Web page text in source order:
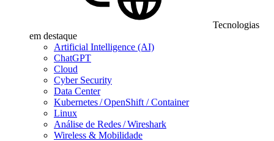
Tecnologias
em destaque
Artificial Intelligence (AI)
ChatGPT
Cloud
Cyber Security
Data Center
Kubernetes / OpenShift / Container
Linux
Análise de Redes / Wireshark
Wireless & Mobilidade